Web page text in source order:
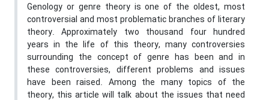
Genology or genre theory is one of the oldest, most
controversial and most problematic branches of literary
theory. Approximately two thousand four hundred
years in the life of this theory, many controversies
surrounding the concept of genre has been and in
these controversies, different problems and issues
have been raised. Among the many topics of the
theory, this article will talk about the issues that need